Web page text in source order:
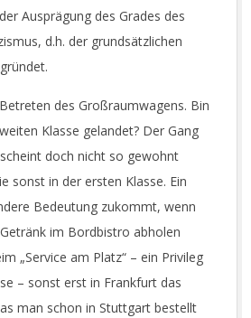
Ausprägung des Grades des
d.h. der grundsätzlichen
des Großraumwagens. Bin
Klasse gelandet? Der Gang
doch nicht so gewohnt
sonst in der ersten Klasse. Ein
Bedeutung zukommt, wenn
im Bordbistro abholen
„Service am Platz“ – ein Privileg
– sonst erst in Frankfurt das
man schon in Stuttgart bestellt